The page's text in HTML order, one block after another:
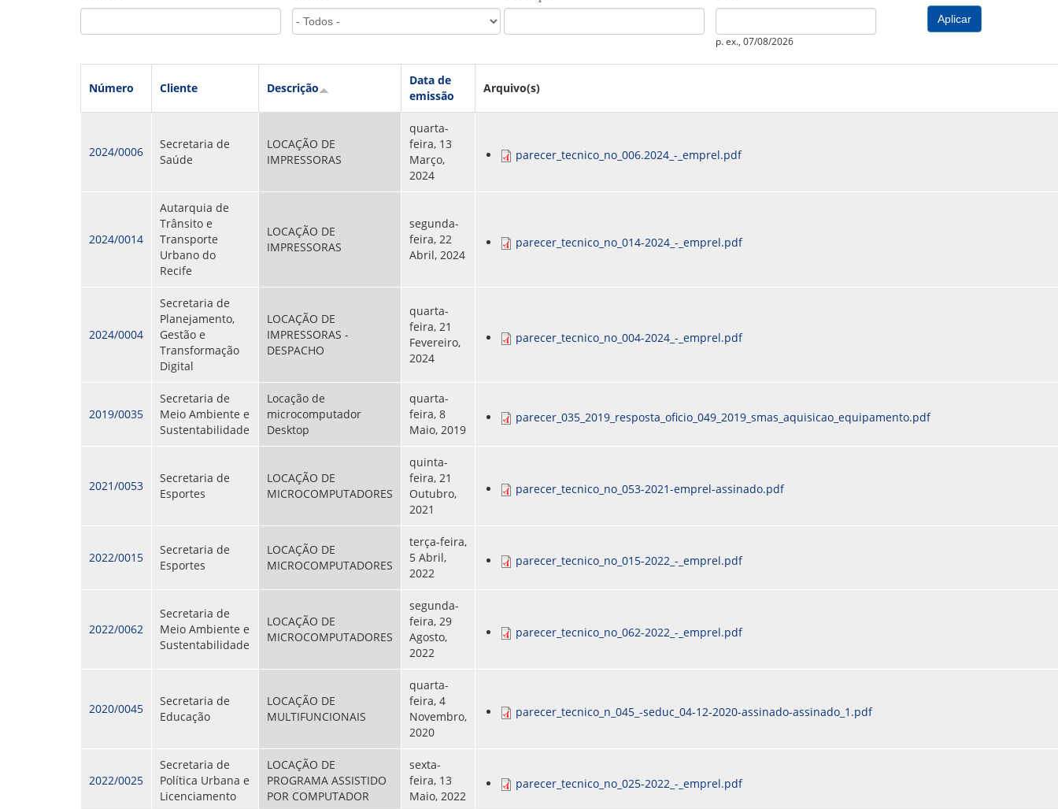
GOVERNANÇA
PPP - PERFIL PROFISSIOGRÁFICO PREVIDENCIÁRIO
PROGRAMA QUALIDADE DE VIDA
MODELO
PARECERES TÉCNICOS EMITIDOS
PUBLICAÇÕES
PORTARIAS
RESOLUÇÕES
CHAMAMENTOS PÚBLICOS
Date
p. ex., 07/08/2026
Número Cliente Descrição
Data de
emissão
Arquivo(s)
2024/0006
Secretaria de
Saúde
LOCAÇÃO DE
IMPRESSORAS
quarta-
feira, 13
Março,
2024
parecer_tecnico_no_006.2024_-_emprel.pdf
2024/0014
Autarquia de
Trânsito e
Transporte
Urbano do
Recife
LOCAÇÃO DE
IMPRESSORAS
segunda-
feira, 22
Abril, 2024
parecer_tecnico_no_014-2024_-_emprel.pdf
2024/0004
Secretaria de
Planejamento,
Gestão e
Transformação
Digital
LOCAÇÃO DE
IMPRESSORAS -
DESPACHO
quarta-
feira, 21
Fevereiro,
2024
parecer_tecnico_no_004-2024_-_emprel.pdf
2019/0035
Secretaria de
Meio Ambiente e
Sustentabilidade
Locação de
microcomputador
Desktop
quarta-
feira, 8
Maio, 2019
parecer_035_2019_resposta_oficio_049_2019_smas_aquisicao_equipamento.pdf
2021/0053
Secretaria de
Esportes
LOCAÇÃO DE
MICROCOMPUTADORES
quinta-
feira, 21
Outubro,
2021
parecer_tecnico_no_053-2021-emprel-assinado.pdf
2022/0015
Secretaria de
Esportes
LOCAÇÃO DE
MICROCOMPUTADORES
terça-feira,
5 Abril,
2022
parecer_tecnico_no_015-2022_-_emprel.pdf
2022/0062
Secretaria de
Meio Ambiente e
Sustentabilidade
LOCAÇÃO DE
MICROCOMPUTADORES
segunda-
feira, 29
Agosto,
2022
parecer_tecnico_no_062-2022_-_emprel.pdf
2020/0045
Secretaria de
Educação
LOCAÇÃO DE
MULTIFUNCIONAIS
quarta-
feira, 4
Novembro,
2020
parecer_tecnico_n_045_-seduc_04-12-2020-assinado-assinado_1.pdf
2022/0025
Secretaria de
Política Urbana e
Licenciamento
LOCAÇÃO DE
PROGRAMA ASSISTIDO
POR COMPUTADOR
sexta-
feira, 13
Maio, 2022
parecer_tecnico_no_025-2022_-_emprel.pdf